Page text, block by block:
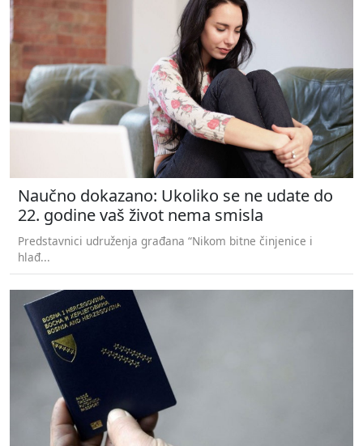
Naučno dokazano: Ukoliko se ne udate do
22. godine vaš život nema smisla
Predstavnici udruženja građana “Nikom bitne činjenice i
hlađ...